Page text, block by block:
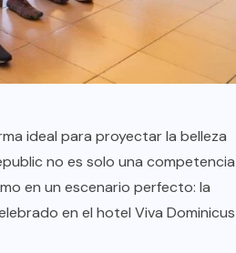
ideal para proyectar la belleza
no es solo una competencia
en un escenario perfecto: la
en el hotel Viva Dominicus